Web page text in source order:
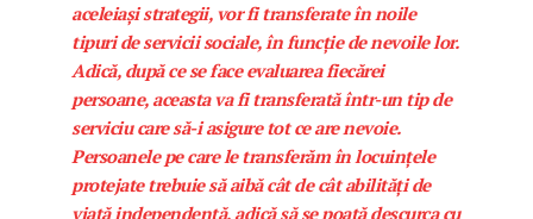
aceleiași strategii, vor fi transferate în noile
tipuri de servicii sociale, în funcție de nevoile lor.
Adică, după ce se face evaluarea fiecărei
persoane, aceasta va fi transferată într-un tip de
serviciu care să-i asigure tot ce are nevoie.
Persoanele pe care le transferăm în locuințele
protejate trebuie să aibă cât de cât abilități de
viață independentă, adică să se poată descurca cu